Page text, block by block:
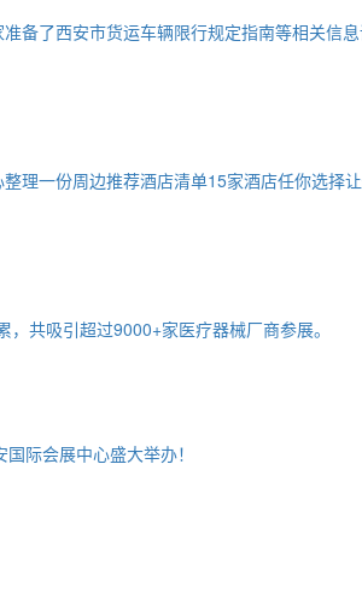
备了西安市货运车辆限行规定指南等相关信
理一份周边推荐酒店清单15家酒店任你选择
共吸引超过9000+家医疗器械厂商参展。
际会展中心盛大举办！